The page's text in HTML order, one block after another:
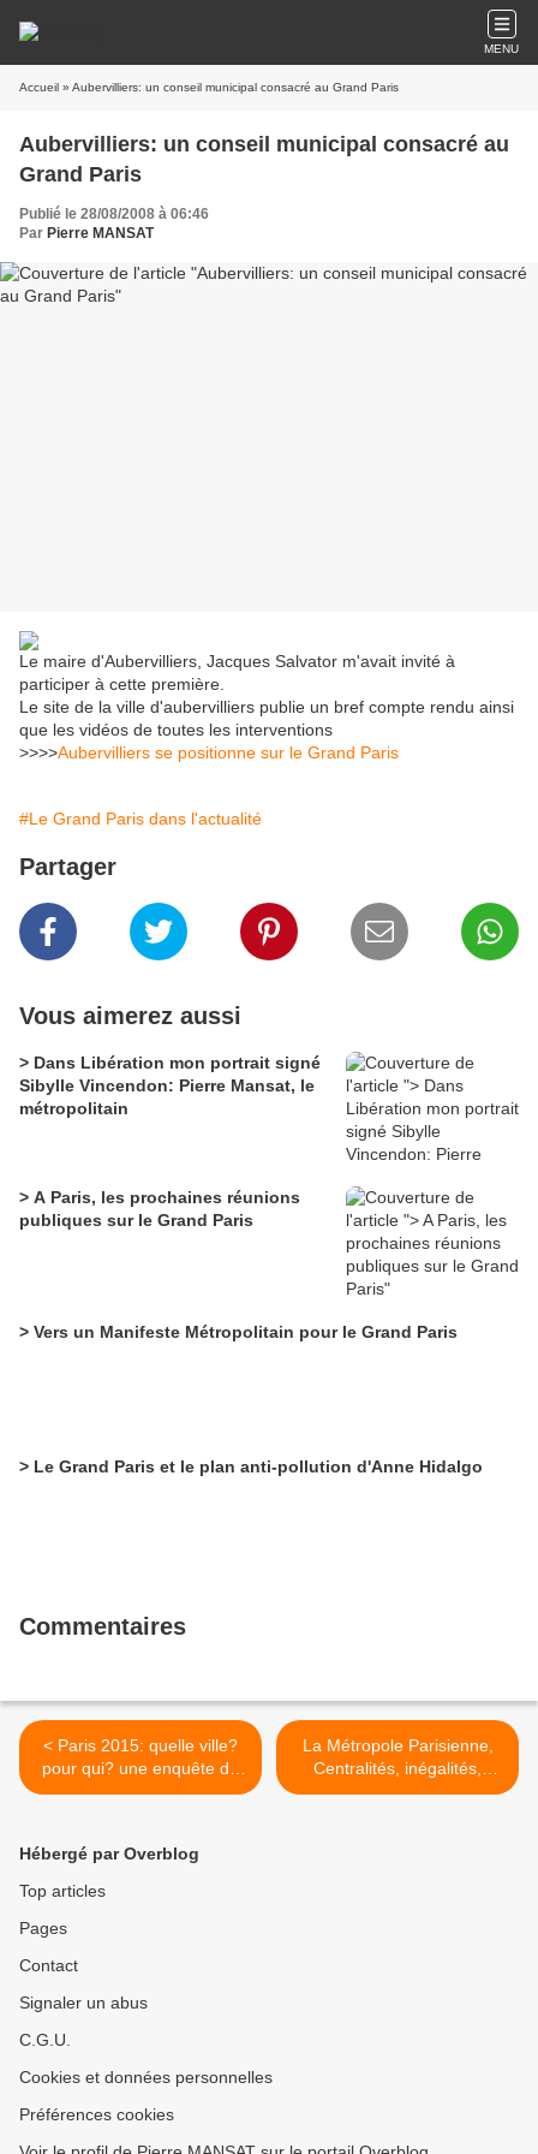
MENU
Accueil » Aubervilliers: un conseil municipal consacré au Grand Paris
Aubervilliers: un conseil municipal consacré au
Grand Paris
Publié le 28/08/2008 à 06:46
Par Pierre MANSAT
Le maire d'Aubervilliers, Jacques Salvator m'avait invité à
participer à cette première.
Le site de la ville d'aubervilliers publie un bref compte rendu ainsi
que les vidéos de toutes les interventions
>>>>Aubervilliers se positionne sur le Grand Paris
#Le Grand Paris dans l'actualité
Partager
Vous aimerez aussi
> Dans Libération mon portrait signé
Sibylle Vincendon: Pierre Mansat, le
métropolitain
> A Paris, les prochaines réunions
publiques sur le Grand Paris
> Vers un Manifeste Métropolitain pour le Grand Paris
> Le Grand Paris et le plan anti-pollution d'Anne Hidalgo
Commentaires
< Paris 2015: quelle ville?
pour qui? une enquête de
l'Humanité Dimanche
La Métropole Parisienne,
Centralités, inégalités,
proximités, un ouvrage
Hébergé par Overblog
Top articles
Pages
Contact
Signaler un abus
C.G.U.
Cookies et données personnelles
Préférences cookies